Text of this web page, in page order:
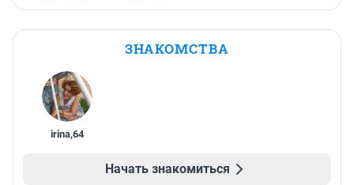
ЗНАКОМСТВА
irina,64
Начать знакомиться